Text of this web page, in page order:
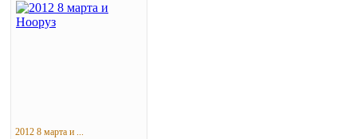
2012 8 марта и ...